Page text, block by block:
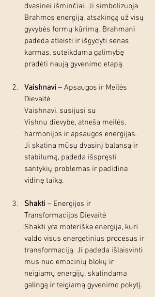
dvasinei išminčiai. Ji simbolizuoja
Brahmos energiją, atsakingą už visų
gyvybės formų kūrimą. Brahmani
padeda atleisti ir išgydyti senas
karmas, suteikdama galimybę
pradėti naują gyvenimo etapą.
Vaishnavi – Apsaugos ir Meilės
Dievaitė
Vaishnavi, susijusi su
Vishnu dievybe, atneša meilės,
harmonijos ir apsaugos energijas.
Ji skatina mūsų dvasinį balansą ir
stabilumą, padeda išspręsti
santykių problemas ir padidina
vidinę taiką.
Shakti – Energijos ir
Transformacijos Dievaitė
Shakti yra moteriška energija, kuri
valdo visus energetinius procesus ir
transformaciją. Ji padeda išlaisvinti
mus nuo emocinių blokų ir
neigiamų energijų, skatindama
galingą ir teigiamą gyvenimo pokytį.